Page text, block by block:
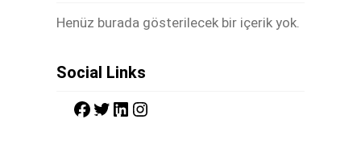
Henüz burada gösterilecek bir içerik yok.
Social Links
F
T
L